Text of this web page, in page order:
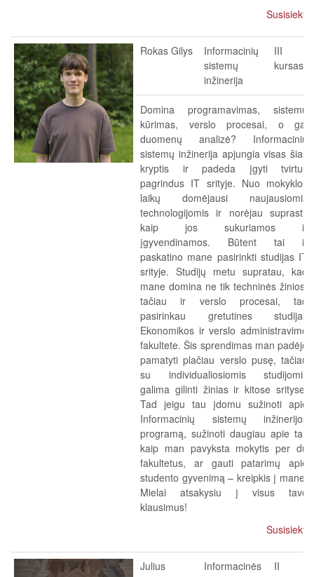
Susisiekti
Rokas Gilys
Informacinių
sistemų
inžinerija
III
kursas
Domina programavimas, sistemų
kūrimas, verslo procesai, o gal
duomenų analizė? Informacinių
sistemų inžinerija apjungia visas šias
kryptis ir padeda įgyti tvirtus
pagrindus IT srityje. Nuo mokyklos
laikų domėjausi naujausiomis
technologijomis ir norėjau suprasti,
kaip jos sukuriamos ir
įgyvendinamos. Būtent tai ir
paskatino mane pasirinkti studijas IT
srityje. Studijų metu supratau, kad
mane domina ne tik techninės žinios,
tačiau ir verslo procesai, tad
pasirinkau gretutines studijas
Ekonomikos ir verslo administravimo
fakultete. Šis sprendimas man padėjo
pamatyti plačiau verslo pusę, tačiau
su individualiosiomis studijomis
galima gilinti žinias ir kitose srityse.
Tad jeigu tau įdomu sužinoti apie
Informacinių sistemų inžinerijos
programą, sužinoti daugiau apie tai,
kaip man pavyksta mokytis per du
fakultetus, ar gauti patarimų apie
studento gyvenimą – kreipkis į mane.
Mielai atsakysiu į visus tavo
klausimus!
Susisiekti
Julius
Informacinės
II